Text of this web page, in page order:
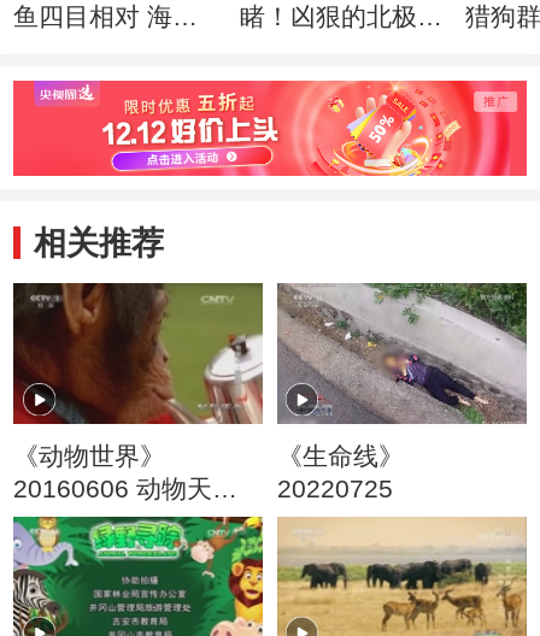
鱼四目相对 海底
食过程！
睹！凶狠的北极熊
猎狗
被擒获
相关推荐
《动物世界》
20160606 动物天才·
超强记忆
《生命线》
20220725